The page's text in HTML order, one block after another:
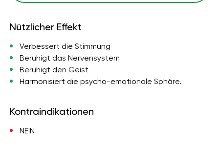
Nützlicher Effekt
Verbessert die Stimmung
Beruhigt das Nervensystem
Beruhigt den Geist
Harmonisiert die psycho-emotionale Sphäre.
Kontraindikationen
NEIN